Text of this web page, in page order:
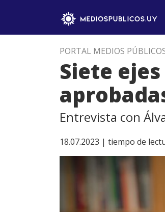
PORTAL MEDIOS
Siete
Entrevista con
18.07.2023 | tiempo de